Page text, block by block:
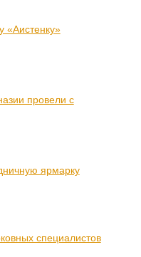
«Аистенку»
провели с
ярмарку
специалистов